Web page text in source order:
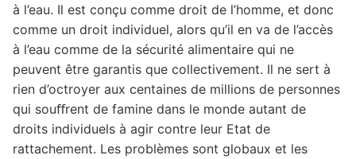
à l’eau. Il est conçu comme droit de l’homme, et donc
comme un droit individuel, alors qu’il en va de l’accès
à l’eau comme de la sécurité alimentaire qui ne
peuvent être garantis que collectivement. Il ne sert à
rien d’octroyer aux centaines de millions de personnes
qui souﬀrent de famine dans le monde autant de
droits individuels à agir contre leur Etat de
rattachement. Les problèmes sont globaux et les